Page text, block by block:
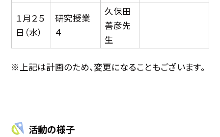
１月２５
日（水）
研究授業
４
久保田
善彦先
生
※上記は計画のため、変更になることもございます。
活動の様子